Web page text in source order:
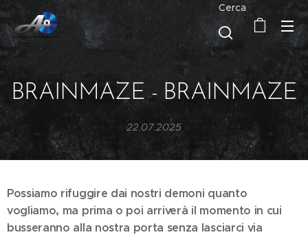
Cerca
BRAINMAZE - BRAINMAZE
22.07.2025
Possiamo rifuggire dai nostri demoni quanto
vogliamo, ma prima o poi arriverà il momento in cui
busseranno alla nostra porta senza lasciarci via